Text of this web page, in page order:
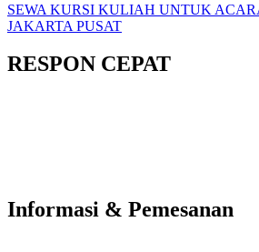
SEWA KURSI KULIAH UNTUK
JAKARTA PUSAT
RESPON CEPAT
Informasi & Pemesanan